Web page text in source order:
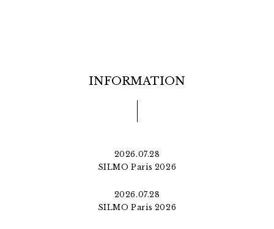
INFORMATION
2026.07.28
SILMO Paris 2026
2026.07.28
SILMO Paris 2026